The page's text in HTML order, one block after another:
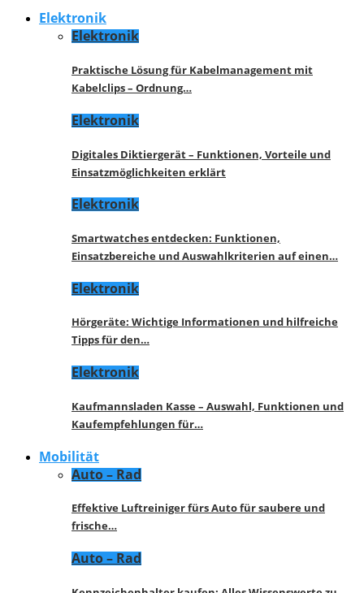
Elektronik
Elektronik
Praktische Lösung für Kabelmanagement mit
Kabelclips – Ordnung…
Elektronik
Digitales Diktiergerät – Funktionen, Vorteile und
Einsatzmöglichkeiten erklärt
Elektronik
Smartwatches entdecken: Funktionen,
Einsatzbereiche und Auswahlkriterien auf einen…
Elektronik
Hörgeräte: Wichtige Informationen und hilfreiche
Tipps für den…
Elektronik
Kaufmannsladen Kasse – Auswahl, Funktionen und
Kaufempfehlungen für…
Mobilität
Auto – Rad
Effektive Luftreiniger fürs Auto für saubere und
frische…
Auto – Rad